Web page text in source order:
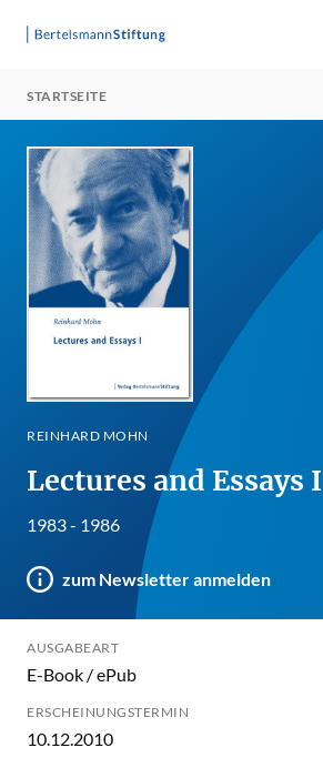
STARTSEITE
REINHARD MOHN
Lectures and Essays I
1983 - 1986
zum Newsletter anmelden
AUSGABEART
E-Book / ePub
ERSCHEINUNGSTERMIN
10.12.2010